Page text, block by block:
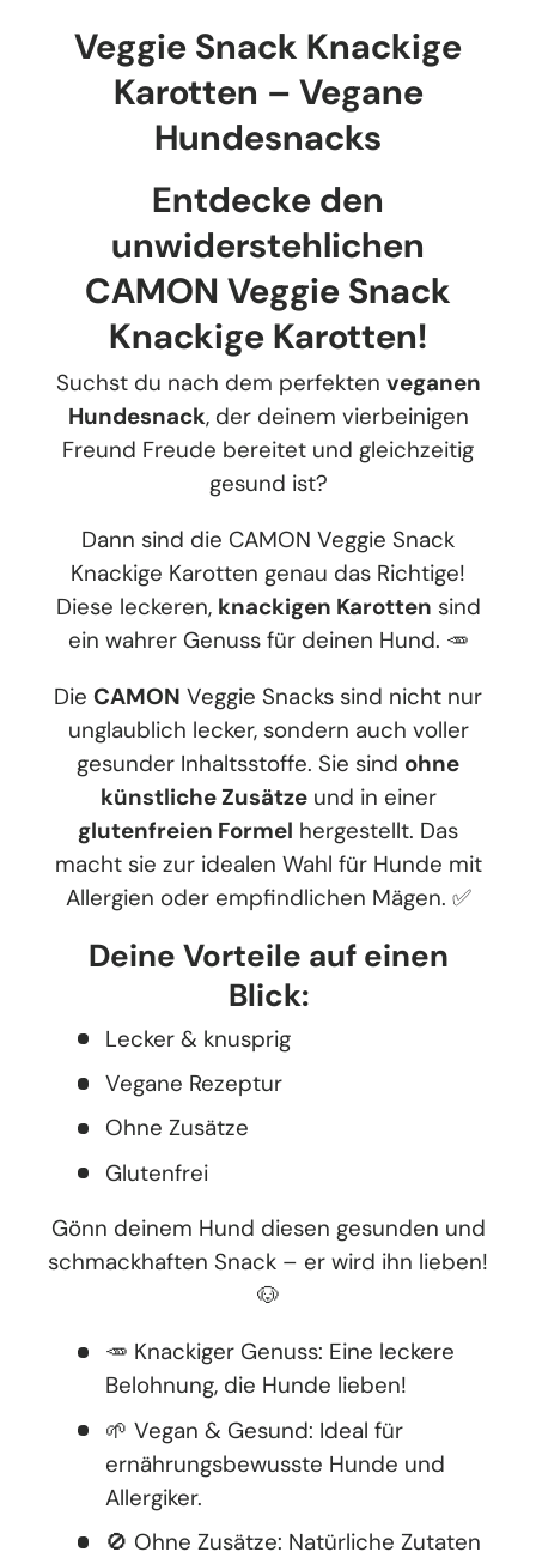
Veggie Snack Knackige
Karotten – Vegane
Hundesnacks
Entdecke den
unwiderstehlichen
CAMON Veggie Snack
Knackige Karotten!
Suchst du nach dem perfekten veganen
Hundesnack, der deinem vierbeinigen
Freund Freude bereitet und gleichzeitig
gesund ist?
Dann sind die CAMON Veggie Snack
Knackige Karotten genau das Richtige!
Diese leckeren, knackigen Karotten sind
ein wahrer Genuss für deinen Hund. 🥕
Die CAMON Veggie Snacks sind nicht nur
unglaublich lecker, sondern auch voller
gesunder Inhaltsstoffe. Sie sind ohne
künstliche Zusätzeund in einer
glutenfreien Formel hergestellt. Das
macht sie zur idealen Wahl für Hunde mit
Allergien oder empfindlichen Mägen. ✅
Deine Vorteile auf einen
Blick:
Lecker & knusprig
Vegane Rezeptur
Ohne Zusätze
Glutenfrei
Gönn deinem Hund diesen gesunden und
schmackhaften Snack – er wird ihn lieben!
🐶
🥕 Knackiger Genuss: Eine leckere
Belohnung, die Hunde lieben!
🌱 Vegan & Gesund: Ideal für
ernährungsbewusste Hunde und
Allergiker.
🚫 Ohne Zusätze: Natürliche Zutaten